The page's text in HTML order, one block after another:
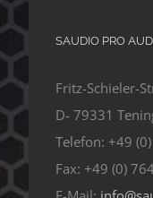
SAUDIO PRO
Fritz-Schieler-
D- 79331
Telefon: +49
Fax: +49 (0)